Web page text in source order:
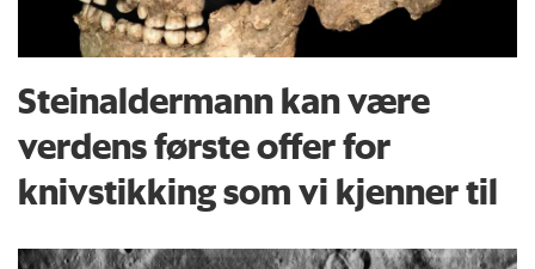
Steinaldermann kan være
verdens første offer for
knivstikking som vi kjenner til